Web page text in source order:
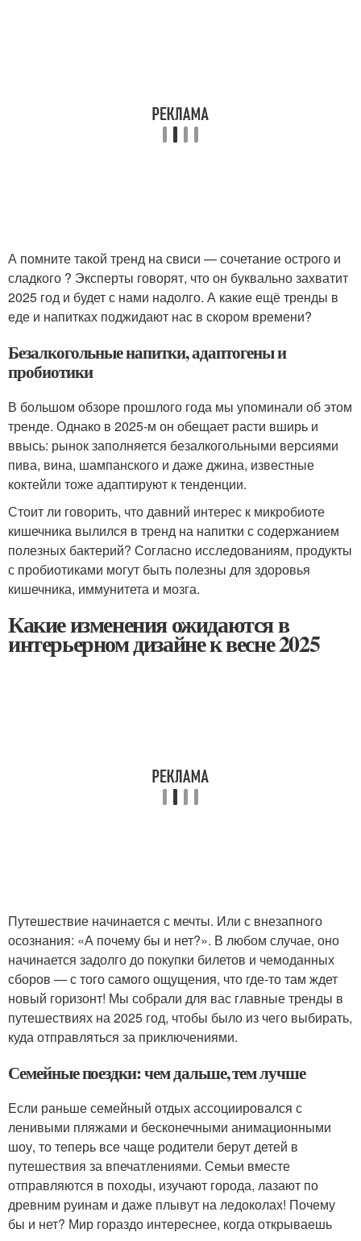
А помните такой тренд на свиси — сочетание острого и
сладкого ? Эксперты говорят, что он буквально захватит
2025 год и будет с нами надолго. А какие ещё тренды в
еде и напитках поджидают нас в скором времени?
Безалкогольные напитки, адаптогены и
пробиотики
В большом обзоре прошлого года мы упоминали об этом
тренде. Однако в 2025-м он обещает расти вширь и
ввысь: рынок заполняется безалкогольными версиями
пива, вина, шампанского и даже джина, известные
коктейли тоже адаптируют к тенденции.
Стоит ли говорить, что давний интерес к микробиоте
кишечника вылился в тренд на напитки с содержанием
полезных бактерий? Согласно исследованиям, продукты
с пробиотиками могут быть полезны для здоровья
кишечника, иммунитета и мозга.
Какие изменения ожидаются в
интерьерном дизайне к весне 2025
Путешествие начинается с мечты. Или с внезапного
осознания: «А почему бы и нет?». В любом случае, оно
начинается задолго до покупки билетов и чемоданных
сборов — с того самого ощущения, что где-то там ждет
новый горизонт! Мы собрали для вас главные тренды в
путешествиях на 2025 год, чтобы было из чего выбирать,
куда отправляться за приключениями.
Семейные поездки: чем дальше, тем лучше
Если раньше семейный отдых ассоциировался с
ленивыми пляжами и бесконечными анимационными
шоу, то теперь все чаще родители берут детей в
путешествия за впечатлениями. Семьи вместе
отправляются в походы, изучают города, лазают по
древним руинам и даже плывут на ледоколах! Почему
бы и нет? Мир гораздо интереснее, когда открываешь